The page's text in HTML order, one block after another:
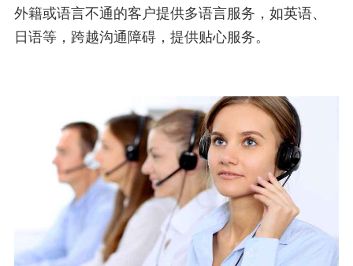
外籍或语言不通的客户提供多语言服务，如英语、
日语等，跨越沟通障碍，提供贴心服务。